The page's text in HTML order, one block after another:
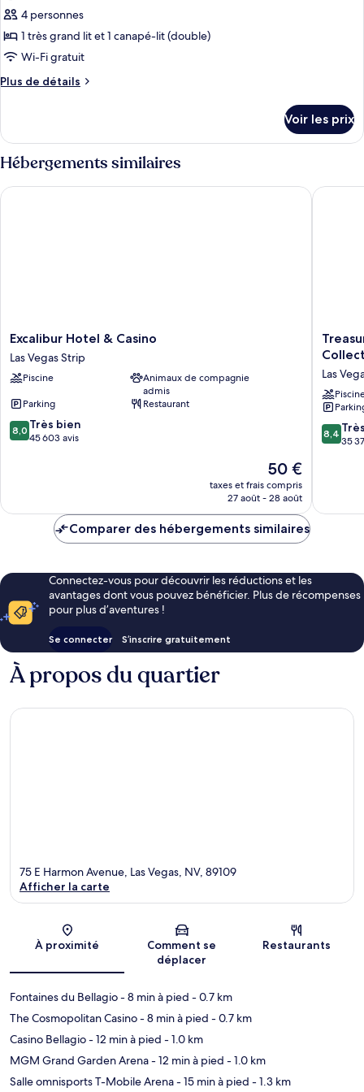
Shower)
chambre
(Mobility
Accessible,
Roll-
In
Shower)
pour
ce
type
chambre :
chambre
4 personnes
1 très grand lit et 1 canapé-lit (double)
Wi-Fi gratuit
Plus de détails
Plus
le
type
de
chambre
Villa,
Voir les prix
Hébergements similaires
Excalibur
Hotel
&
Casino
Vegas
Strip
Excalibur Hotel & Casino
Las Vegas Strip
Piscine
Animaux de compagnie
admis
Parking
Restaurant
8.0
sur
8,0 Très bien
45 603 avis
Le
nouveau
prix
de
50 €
taxes et frais compris
27 août - 28 août
Excalibur Hotel & Casino
Treasure
Island
Las
Vegas
-
Las
8.4
sur
8,4
35
Comparer des hébergements similaires
Connectez-vous pour découvrir les réductions et les
avantages dont vous pouvez bénéficier. Plus de récompenses
pour plus d’aventures !
Se connecter S’inscrire gratuitement
À propos du quartier
Carte
75 E Harmon Avenue, Las Vegas, NV, 89109
Afficher la carte
À proximité
Comment se
déplacer
Restaurants
Fontaines du Bellagio- 8 min à pied - 0.7 km
The Cosmopolitan Casino- 8 min à pied - 0.7 km
Casino Bellagio- 12 min à pied - 1.0 km
MGM Grand Garden Arena- 12 min à pied - 1.0 km
Salle omnisports T-Mobile Arena- 15 min à pied - 1.3 km